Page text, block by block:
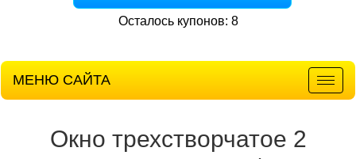
Осталось купонов: 8
МЕНЮ САЙТА
Окно трехстворчатое 2